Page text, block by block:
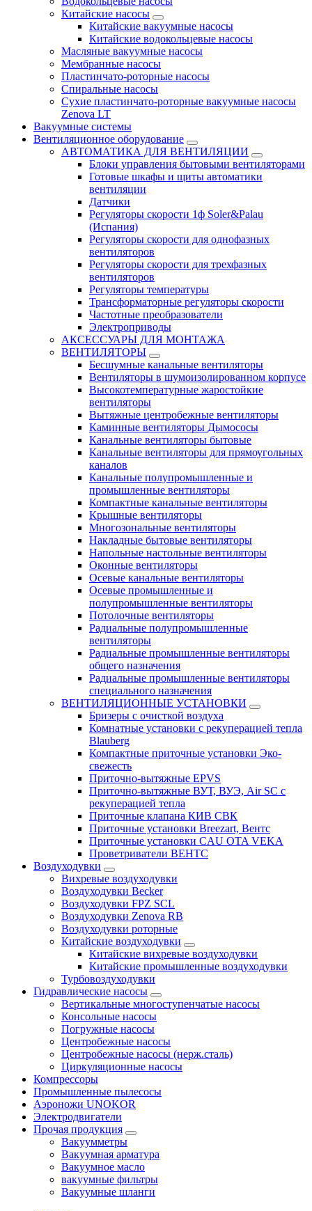
Китайские насосы
Китайские вакуумные насосы
Китайские водокольцевые насосы
Масляные вакуумные насосы
Мембранные насосы
Пластинчато-роторные насосы
Спиральные насосы
Сухие пластинчато-роторные вакуумные насосы
Zenova LT
Вакуумные системы
Вентиляционное оборудование
АВТОМАТИКА ДЛЯ ВЕНТИЛЯЦИИ
Блоки управления бытовыми вентиляторами
Готовые шкафы и щиты автоматики
вентиляции
Датчики
Регуляторы скорости 1ф Soler&Palau
(Испания)
Регуляторы скорости для однофазных
вентиляторов
Регуляторы скорости для трехфазных
вентиляторов
Регуляторы температуры
Трансформаторные регуляторы скорости
Частотные преобразователи
Электроприводы
АКСЕССУАРЫ ДЛЯ МОНТАЖА
ВЕНТИЛЯТОРЫ
Бесшумные канальные вентиляторы
Вентиляторы в шумоизолированном корпусе
Высокотемпературные жаростойкие
вентиляторы
Вытяжные центробежные вентиляторы
Каминные вентиляторы Дымососы
Канальные вентиляторы бытовые
Канальные вентиляторы для прямоугольных
каналов
Канальные полупромышленные и
промышленные вентиляторы
Компактные канальные вентиляторы
Крышные вентиляторы
Многозональные вентиляторы
Накладные бытовые вентиляторы
Напольные настольные вентиляторы
Оконные вентиляторы
Осевые канальные вентиляторы
Осевые промышленные и
полупромышленные вентиляторы
Потолочные вентиляторы
Радиальные полупромышленные
вентиляторы
Радиальные промышленные вентиляторы
общего назначения
Радиальные промышленные вентиляторы
специального назначения
ВЕНТИЛЯЦИОННЫЕ УСТАНОВКИ
Бризеры с очисткой воздуха
Комнатные установки с рекуперацией тепла
Blauberg
Компактные приточные установки Эко-
свежесть
Приточно-вытяжные EPVS
Приточно-вытяжные ВУТ, ВУЭ, Air SC с
рекуперацией тепла
Приточные клапана КИВ СВК
Приточные установки Breezart, Вентс
Приточные установки CAU OTA VEKA
Проветриватели ВЕНТС
Воздуходувки
Вихревые воздуходувки
Воздуходувки Becker
Воздуходувки FPZ SCL
Воздуходувки Zenova RB
Воздуходувки роторные
Китайские воздуходувки
Китайские вихревые воздуходувки
Китайские промышленные воздуходувки
Турбовоздуходувки
Гидравлические насосы
Вертикальные многоступенчатые насосы
Консольные насосы
Погружные насосы
Центробежные насосы
Центробежные насосы (нерж.сталь)
Циркуляционные насосы
Компрессоры
Промышленные пылесосы
Аэроножи UNOKOR
Электродвигатели
Прочая продукция
Вакуумметры
Вакуумная арматура
Вакуумное масло
вакуумные фильтры
Вакуумные шланги